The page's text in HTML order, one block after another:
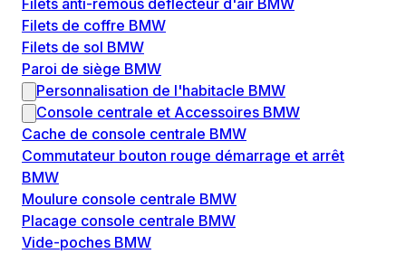
Filets anti-remous déflecteur d'air BMW
Filets de coffre BMW
Filets de sol BMW
Paroi de siège BMW
Personnalisation de l'habitacle BMW
Console centrale et Accessoires BMW
Cache de console centrale BMW
Commutateur bouton rouge démarrage et arrêt
BMW
Moulure console centrale BMW
Placage console centrale BMW
Vide-poches BMW